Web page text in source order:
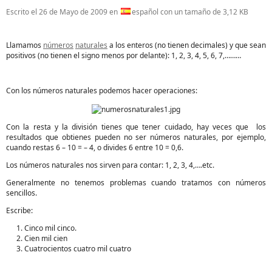
Escrito el 26 de Mayo de 2009en español con un tamaño de 3,12 KB
Llamamos números naturales a los enteros (no tienen decimales) y que sean
positivos (no tienen el signo menos por delante): 1, 2, 3, 4, 5, 6, 7,………
Con los números naturales podemos hacer operaciones:
Con la resta y la división tienes que tener cuidado, hay veces que los
resultados que obtienes pueden no ser números naturales, por ejemplo,
cuando restas 6 – 10 = – 4, o divides 6 entre 10 = 0,6.
Los números naturales nos sirven para contar: 1, 2, 3, 4,….etc.
Generalmente no tenemos problemas cuando tratamos con números
sencillos.
Escribe:
Cinco mil cinco.
Cien mil cien
Cuatrocientos cuatro mil cuatro